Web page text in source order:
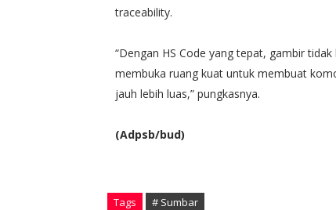
traceability.
“Dengan HS Code yang tepat, gambir
membuka ruang kuat untuk membuat
jauh lebih luas,” pungkasnya.
(Adpsb/bud)
Tags # Sumbar